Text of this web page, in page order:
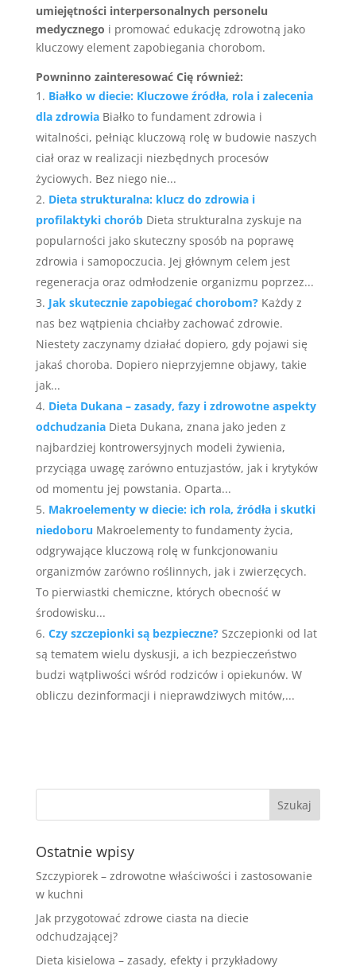
umiejętności interpersonalnych personelu
medycznego i promować edukację zdrowotną jako
kluczowy element zapobiegania chorobom.
Powninno zainteresować Cię również:
Białko w diecie: Kluczowe źródła, rola i zalecenia
dla zdrowia Białko to fundament zdrowia i
witalności, pełniąc kluczową rolę w budowie naszych
ciał oraz w realizacji niezbędnych procesów
życiowych. Bez niego nie...
Dieta strukturalna: klucz do zdrowia i
profilaktyki chorób Dieta strukturalna zyskuje na
popularności jako skuteczny sposób na poprawę
zdrowia i samopoczucia. Jej głównym celem jest
regeneracja oraz odmłodzenie organizmu poprzez...
Jak skutecznie zapobiegać chorobom? Każdy z
nas bez wątpienia chciałby zachować zdrowie.
Niestety zaczynamy działać dopiero, gdy pojawi się
jakaś choroba. Dopiero nieprzyjemne objawy, takie
jak...
Dieta Dukana – zasady, fazy i zdrowotne aspekty
odchudzania Dieta Dukana, znana jako jeden z
najbardziej kontrowersyjnych modeli żywienia,
przyciąga uwagę zarówno entuzjastów, jak i krytyków
od momentu jej powstania. Oparta...
Makroelementy w diecie: ich rola, źródła i skutki
niedoboru Makroelementy to fundamenty życia,
odgrywające kluczową rolę w funkcjonowaniu
organizmów zarówno roślinnych, jak i zwierzęcych.
To pierwiastki chemiczne, których obecność w
środowisku...
Czy szczepionki są bezpieczne? Szczepionki od lat
są tematem wielu dyskusji, a ich bezpieczeństwo
budzi wątpliwości wśród rodziców i opiekunów. W
obliczu dezinformacji i nieprawdziwych mitów,...
Ostatnie wpisy
Szczypiorek – zdrowotne właściwości i zastosowanie
w kuchni
Jak przygotować zdrowe ciasta na diecie
odchudzającej?
Dieta kisielowa – zasady, efekty i przykładowy